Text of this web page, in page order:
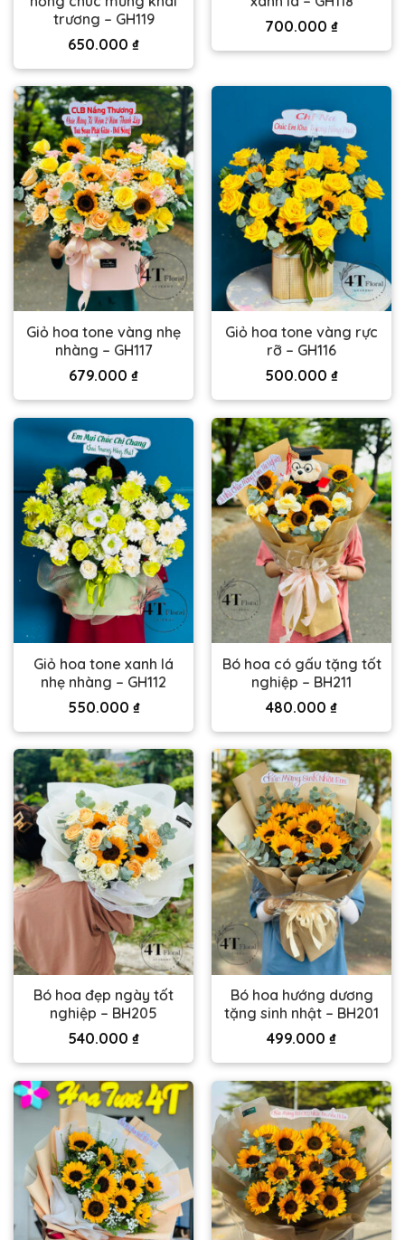
trương – GH119
650.000 ₫
700.000 ₫
Giỏ hoa tone vàng nhẹ
nhàng – GH117
679.000 ₫
Giỏ hoa tone vàng rực
rỡ – GH116
500.000 ₫
Giỏ hoa tone xanh lá
nhẹ nhàng – GH112
550.000 ₫
Bó hoa có gấu tặng tốt
nghiệp – BH211
480.000 ₫
Bó hoa đẹp ngày tốt
nghiệp – BH205
540.000 ₫
Bó hoa hướng dương
tặng sinh nhật – BH201
499.000 ₫